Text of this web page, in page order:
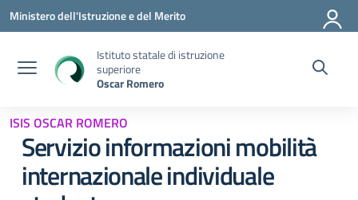
Vai ai contenuti
Vai al menu di navigazione
Vai al footer
Ministero dell'Istruzione e del Merito
Istituto statale di istruzione
superiore
Oscar Romero
ISIS OSCAR ROMERO
Servizio informazioni mobilità
internazionale individuale